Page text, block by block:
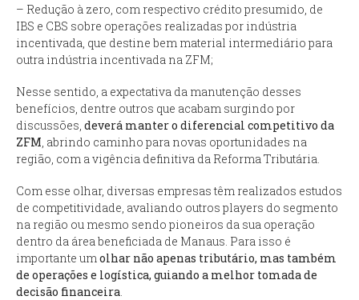
– Redução à zero, com respectivo crédito presumido, de
IBS e CBS sobre operações realizadas por indústria
incentivada, que destine bem material intermediário para
outra indústria incentivada na ZFM;
Nesse sentido, a expectativa da manutenção desses
benefícios, dentre outros que acabam surgindo por
discussões, deverá manter o diferencial competitivo da
ZFM , abrindo caminho para novas oportunidades na
região, com a vigência definitiva da Reforma Tributária.
Com esse olhar, diversas empresas têm realizados estudos
de competitividade, avaliando outros players do segmento
na região ou mesmo sendo pioneiros da sua operação
dentro da área beneficiada de Manaus. Para isso é
importante um olhar não apenas tributário, mas também
de operações e logística, guiando a melhor tomada de
decisão financeira